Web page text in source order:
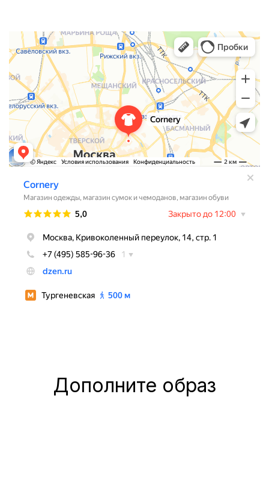
Дополните образ